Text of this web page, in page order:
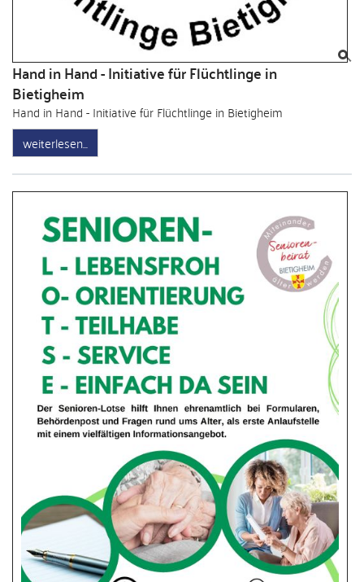
Hand in Hand - Initiative für Flüchtlinge in
Bietigheim
Hand in Hand - Initiative für Flüchtlinge in Bietigheim
weiterlesen